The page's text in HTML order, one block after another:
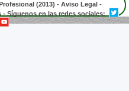
(2013) - Aviso Legal -
- Síguenos en las redes sociales: